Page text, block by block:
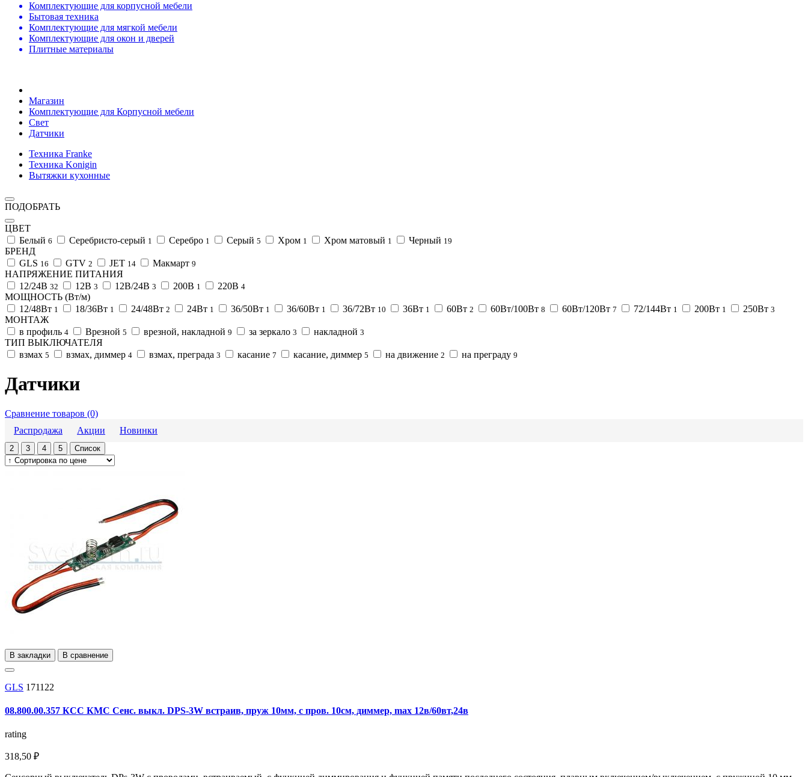
Комплектующие для корпусной мебели
Бытовая техника
Комплектующие для мягкой мебели
Комплектующие для окон и дверей
Плитные материалы
Магазин
Комплектующие для Корпусной мебели
Свет
Датчики
Техника Franke
Техника Konigin
Вытяжки кухонные
ПОДОБРАТЬ
ЦВЕТ
Белый 6 Серебристо-серый 1 Серебро 1 Серый 5 Хром 1 Хром матовый 1 Черный 19
БРЕНД
GLS 16 GTV 2 JET 14 Макмарт 9
НАПРЯЖЕНИЕ ПИТАНИЯ
12/24В 32 12В 3 12В/24В 3 200В 1 220В 4
МОЩНОСТЬ (Вт/м)
12/48Вт 1 18/36Вт 1 24/48Вт 2 24Вт 1 36/50Вт 1 36/60Вт 1 36/72Вт 10 36Вт 1 60Вт 2 60Вт/100Вт 8 60Вт/120Вт 7 72/144Вт 1 200Вт 1 250Вт 3
МОНТАЖ
в профиль 4 Врезной 5 врезной, накладной 9 за зеркало 3 накладной 3
ТИП ВЫКЛЮЧАТЕЛЯ
взмах 5 взмах, диммер 4 взмах, преграда 3 касание 7 касание, диммер 5 на движение 2 на преграду 9
Датчики
Сравнение товаров (0)
Распродажа
Акции Новинки
2 3 4 5 Список
В закладки В сравнение
GLS 171122
08.800.00.357 КСС КМС Сенс. выкл. DPS-3W встраив, пруж 10мм, с пров. 10см, диммер, max 12в/60вт,24в
rating
318,50 ₽